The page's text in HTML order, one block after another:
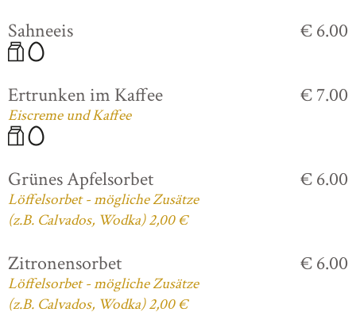
Sahneeis € 6.00
Ertrunken im Kaffee
Eiscreme und Kaffee
€ 7.00
Grünes Apfelsorbet
Löffelsorbet - mögliche Zusätze
(z.B. Calvados, Wodka) 2,00 €
€ 6.00
Zitronensorbet
Löffelsorbet - mögliche Zusätze
(z.B. Calvados, Wodka) 2,00 €
€ 6.00